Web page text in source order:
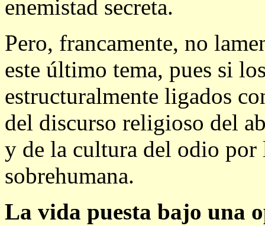
enemistad secreta.
Pero, francamente, no
este último tema, pues si
estructuralmente ligados
del discurso religioso del
y de la cultura del odio por
sobrehumana.
La vida puesta bajo una